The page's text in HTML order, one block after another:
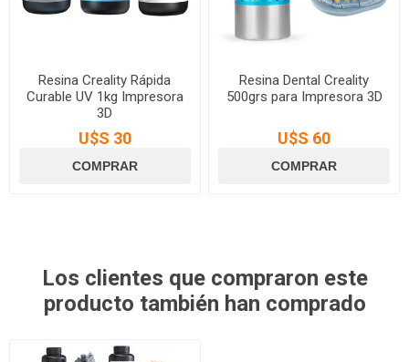
Resina Creality Rápida
Curable UV 1kg Impresora
3D
U$S 30
Resina Dental Creality
500grs para Impresora 3D
U$S 60
Los clientes que compraron este
producto también han comprado